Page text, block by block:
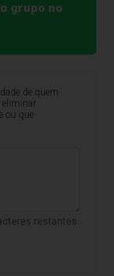
grupo no
de quem
eliminar
ou que
restantes.